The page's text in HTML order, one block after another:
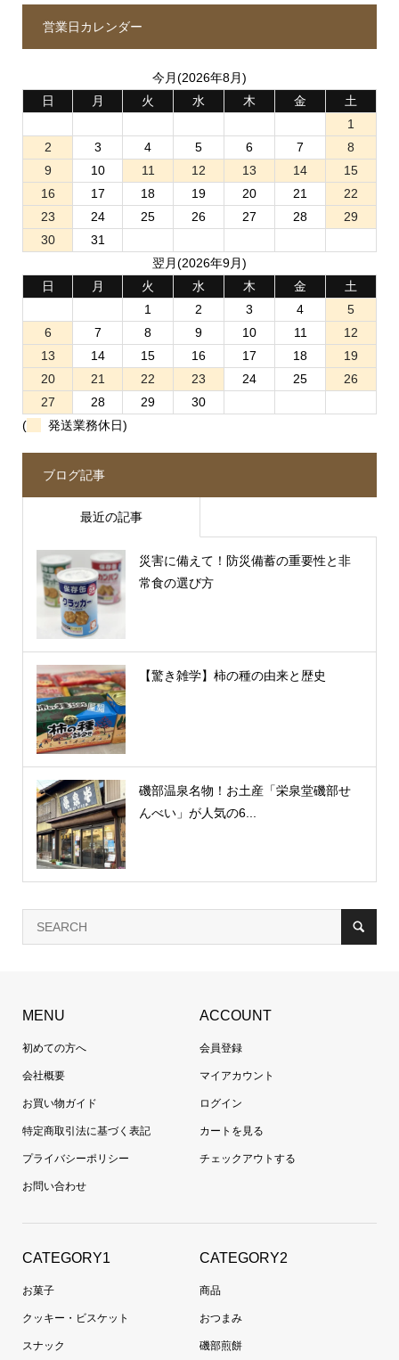
営業日カレンダー
今月(2026年8月)
日
月 火 水 木 金
土
1
2
3 4 5 6 7
8
9
10 11 12 13 14
15
16
17 18 19 20 21
22
23
24 25 26 27 28
29
30
31
翌月(2026年9月)
日
月 火 水 木 金
土
1
2 3 4
5
6
7 8 9 10 11
12
13
14 15 16 17 18
19
20
21 22 23 24 25
26
27
28 29
30
(
発送業務休日)
ブログ記事
最近の記事
災害に備えて！防災備蓄の重要性と非
常食の選び方
【驚き雑学】柿の種の由来と歴史
磯部温泉名物！お土産「栄泉堂磯部せ
んべい」が人気の6...
MENU
初めての方へ
会社概要
お買い物ガイド
特定商取引法に基づく表記
プライバシーポリシー
お問い合わせ
ACCOUNT
会員登録
マイアカウント
ログイン
カートを見る
チェックアウトする
CATEGORY1
お菓子
クッキー・ビスケット
スナック
CATEGORY2
商品
おつまみ
磯部煎餅